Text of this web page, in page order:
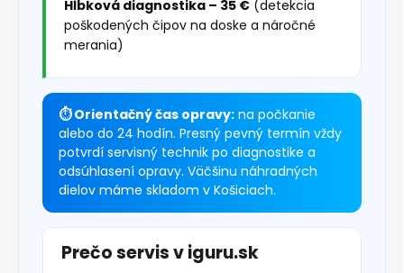
Hĺbková diagnostika – 35 € (detekcia
poškodených čipov na doske a náročné
merania)
⏱ Orientačný čas opravy: na počkanie
alebo do 24 hodín. Presný pevný termín vždy
potvrdí servisný technik po diagnostike a
odsúhlasení opravy. Väčšinu náhradných
dielov máme skladom v Košiciach.
Prečo servis v iguru.sk